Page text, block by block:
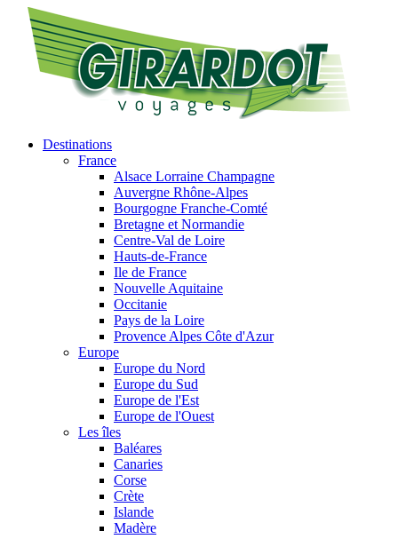
Destinations
France
Alsace Lorraine Champagne
Auvergne Rhône-Alpes
Bourgogne Franche-Comté
Bretagne et Normandie
Centre-Val de Loire
Hauts-de-France
Ile de France
Nouvelle Aquitaine
Occitanie
Pays de la Loire
Provence Alpes Côte d'Azur
Europe
Europe du Nord
Europe du Sud
Europe de l'Est
Europe de l'Ouest
Les îles
Baléares
Canaries
Corse
Crète
Islande
Madère